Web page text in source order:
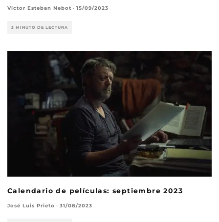
Víctor Esteban Nebot · 15/09/2023
3 MINUTO DE LECTURA
Calendario de películas: septiembre 2023
José Luis Prieto · 31/08/2023